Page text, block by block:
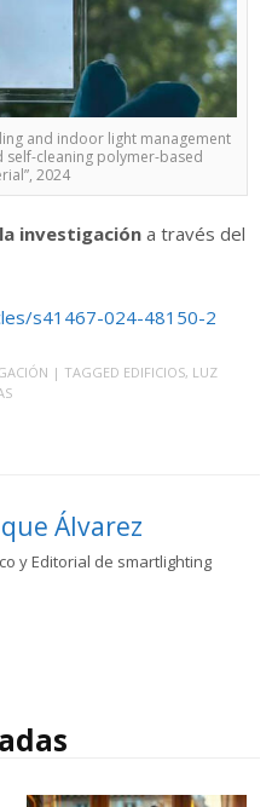
and indoor light management
cleaning polymer-based
2024
investigación a través del
s41467-024-48150-2
| TAGGED EDIFICIOS, LUZ
Álvarez
y Editorial de smartlighting